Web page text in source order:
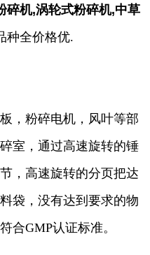
碎机,涡轮式粉碎机,中草
种全价格优.
，粉碎电机，风叶等部
室，通过高速旋转的锤
，高速旋转的分页把达
袋，没有达到要求的物
合GMP认证标准。